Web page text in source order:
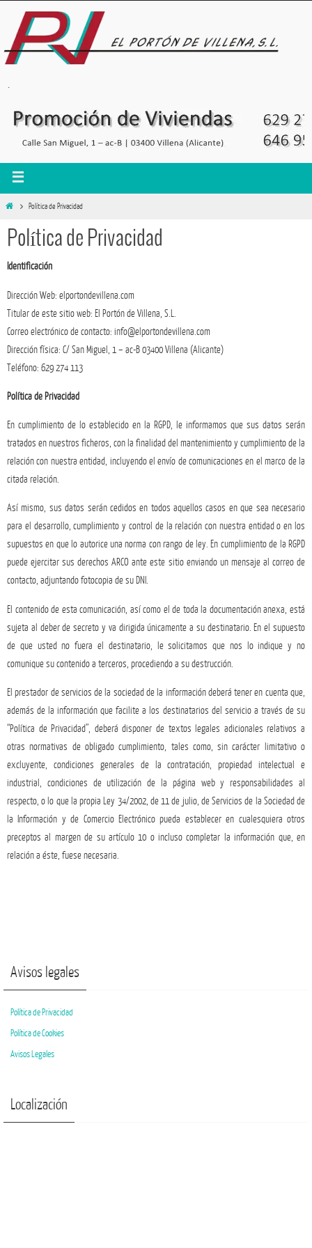
.
Política de Privacidad
Política de Privacidad
Identificación
Dirección Web: elportondevillena.com
Titular de este sitio web: El Portón de Villena, S.L.
Correo electrónico de contacto: info@elportondevillena.com
Dirección física: C/ San Miguel, 1 – ac-B 03400 Villena (Alicante)
Teléfono: 629 274 113
Política de Privacidad
En cumplimiento de lo establecido en la RGPD, le informamos que sus datos serán
tratados en nuestros ficheros, con la finalidad del mantenimiento y cumplimiento de la
relación con nuestra entidad, incluyendo el envío de comunicaciones en el marco de la
citada relación.
Así mismo, sus datos serán cedidos en todos aquellos casos en que sea necesario
para el desarrollo, cumplimiento y control de la relación con nuestra entidad o en los
supuestos en que lo autorice una norma con rango de ley. En cumplimiento de la RGPD
puede ejercitar sus derechos ARCO ante este sitio enviando un mensaje al correo de
contacto, adjuntando fotocopia de su DNI.
El contenido de esta comunicación, así como el de toda la documentación anexa, está
sujeta al deber de secreto y va dirigida únicamente a su destinatario. En el supuesto
de que usted no fuera el destinatario, le solicitamos que nos lo indique y no
comunique su contenido a terceros, procediendo a su destrucción.
El prestador de servicios de la sociedad de la información deberá tener en cuenta que,
además de la información que facilite a los destinatarios del servicio a través de su
“Política de Privacidad”, deberá disponer de textos legales adicionales relativos a
otras normativas de obligado cumplimiento, tales como, sin carácter limitativo o
excluyente, condiciones generales de la contratación, propiedad intelectual e
industrial, condiciones de utilización de la página web y responsabilidades al
respecto, o lo que la propia Ley 34/2002, de 11 de julio, de Servicios de la Sociedad de
la Información y de Comercio Electrónico pueda establecer en cualesquiera otros
preceptos al margen de su artículo 10 o incluso completar la información que, en
relación a éste, fuese necesaria.
Avisos legales
Política de Privacidad
Política de Cookies
Avisos Legales
Localización